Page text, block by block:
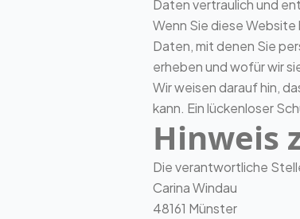
Daten vertraulich und
Wenn Sie diese
Daten, mit denen Sie
erheben und wofür wir
Wir weisen darauf hin,
kann. Ein lückenloser
Hinweis
Die verantwortliche
Carina Windau
48161 Münster